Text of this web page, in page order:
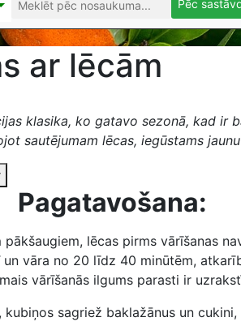
Pēc
ar lēcām
klasika, ko gatavo sezonā, kad ir
sautējumam lēcas, iegūstams
Pagatavošana:
lēcas pirms vārīšanas
un vāra no 20 līdz 40 minūtēm,
vārīšanās ilgums parasti ir
kubiņos sagriež baklažānus un cukini,